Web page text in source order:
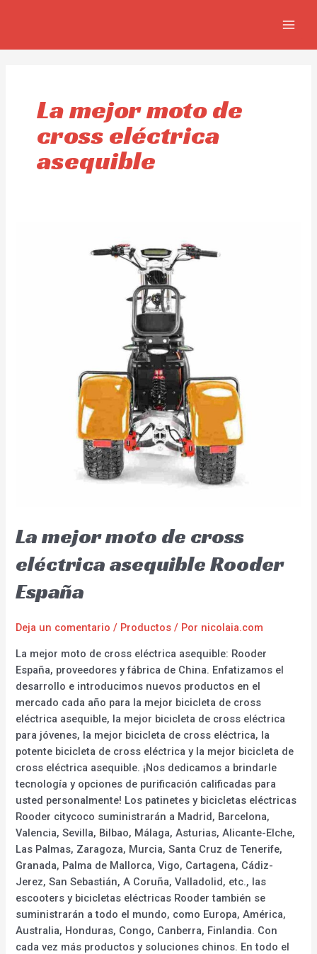
La mejor moto de
cross eléctrica
asequible
La mejor moto de cross
eléctrica asequible Rooder
España
Deja un comentario / Productos / Por nicolaia.com
La mejor moto de cross eléctrica asequible: Rooder
España, proveedores y fábrica de China. Enfatizamos el
desarrollo e introducimos nuevos productos en el
mercado cada año para la mejor bicicleta de cross
eléctrica asequible, la mejor bicicleta de cross eléctrica
para jóvenes, la mejor bicicleta de cross eléctrica, la
potente bicicleta de cross eléctrica y la mejor bicicleta de
cross eléctrica asequible. ¡Nos dedicamos a brindarle
tecnología y opciones de purificación calificadas para
usted personalmente! Los patinetes y bicicletas eléctricas
Rooder citycoco suministrarán a Madrid, Barcelona,
Valencia, Sevilla, Bilbao, Málaga, Asturias, Alicante-Elche,
Las Palmas, Zaragoza, Murcia, Santa Cruz de Tenerife,
Granada, Palma de Mallorca, Vigo, Cartagena, Cádiz-
Jerez, San Sebastián, A Coruña, Valladolid, etc., las
escooters y bicicletas eléctricas Rooder también se
suministrarán a todo el mundo, como Europa, América,
Australia, Honduras, Congo, Canberra, Finlandia. Con
cada vez más productos y soluciones chinos. En todo el